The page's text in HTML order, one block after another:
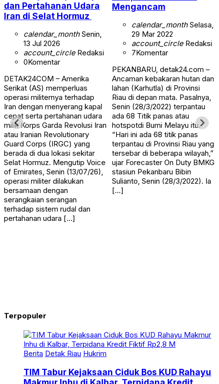
dan Pertahanan Udara
Iran di Selat Hormuz
calendar_monthSenin,
13 Jul 2026
account_circleRedaksi
0Komentar
DETAK24COM – Amerika
Serikat (AS) memperluas
operasi militernya terhadap
Iran dengan menyerang kapal
cepat serta pertahanan udara
milik Korps Garda Revolusi Iran
atau Iranian Revolutionary
Guard Corps (IRGC) yang
berada di dua lokasi sekitar
Selat Hormuz. Mengutip Voice
of Emirates, Senin (13/07/26),
operasi militer dilakukan
bersamaan dengan
serangkaian serangan
terhadap sistem rudal dan
pertahanan udara […]
Mengancam
calendar_monthSelasa,
29 Mar 2022
account_circleRedaksi
7Komentar
PEKANBARU, detak24.com –
Ancaman kebakaran hutan dan
lahan (Karhutla) di Provinsi
Riau di depan mata. Pasalnya,
Senin (28/3/2022) terpantau
ada 68 Titik panas atau
hotspotdi Bumi Melayu itu.
“Hari ini ada 68 titik panas
terpantau di Provinsi Riau yang
tersebar di beberapa wilayah,”
ujar Forecaster On Duty BMKG
stasiun Pekanbaru Bibin
Sulianto, Senin (28/3/2022). Ia
[…]
Terpopuler
Berita Detak Riau Hukrim
TIM Tabur Kejaksaan Ciduk Bos KUD Rahayu